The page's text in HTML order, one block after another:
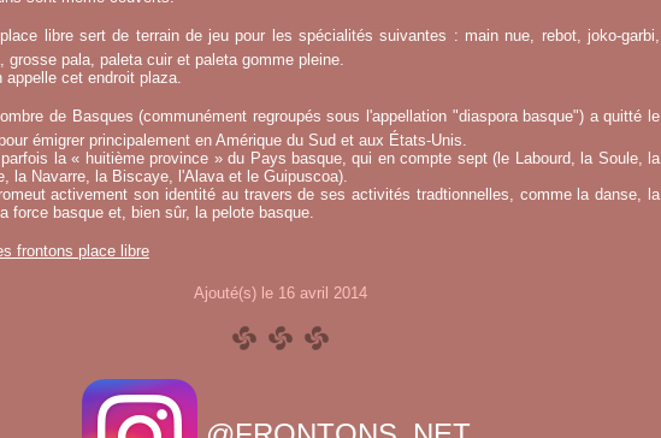
libre sert de terrain de jeu pour les spécialités suivantes : main nue, rebot, joko-garbi,
grosse pala, paleta cuir et paleta gomme pleine.
appelle cet endroit plaza.
de Basques (communément regroupés sous l'appellation "diaspora basque") a quitté le
émigrer principalement en Amérique du Sud et aux États-Unis.
la « huitième province » du Pays basque, qui en compte sept (le Labourd, la Soule, la
la Navarre, la Biscaye, l'Alava et le Guipuscoa).
activement son identité au travers de ses activités tradtionnelles, comme la danse, la
force basque et, bien sûr, la pelote basque.
frontons place libre
Ajouté(s) le 16 avril 2014